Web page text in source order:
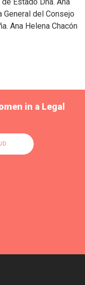
Estado Dña. Ana
General del Consejo
Ana Helena Chacón
in a Legal